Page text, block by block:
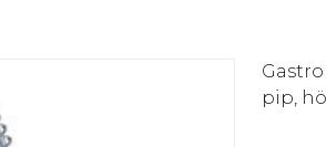
pip,